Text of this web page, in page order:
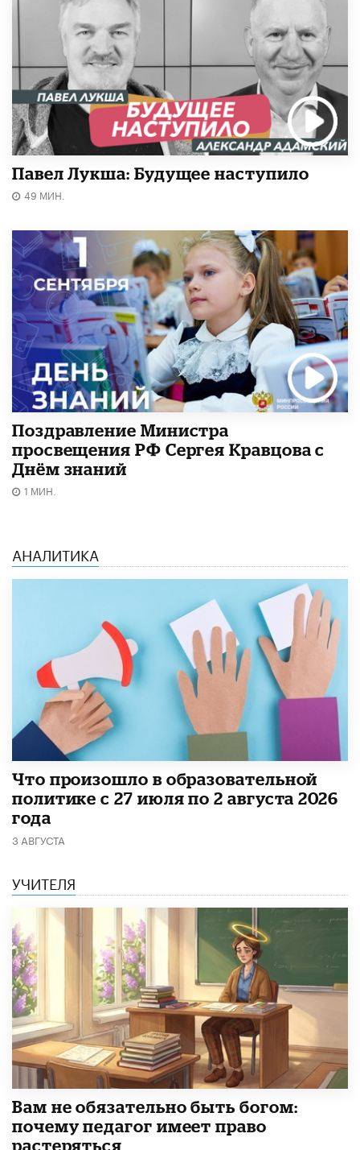
Павел Лукша: Будущее наступило
49 МИН.
Поздравление Министра
просвещения РФ Сергея Кравцова с
Днём знаний
1 МИН.
АНАЛИТИКА
​Что произошло в образовательной
политике с 27 июля по 2 августа 2026
года
3 АВГУСТА
УЧИТЕЛЯ
​Вам не обязательно быть богом:
почему педагог имеет право
растеряться